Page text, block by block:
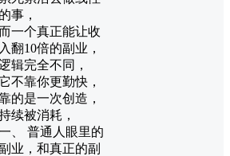
的事，
一个真正能让收
入翻10倍的副业，
辑完全不同，
不靠你更勤快，
的是一次创造，
续被消耗，
、 普通人眼里的
业，和真正的副